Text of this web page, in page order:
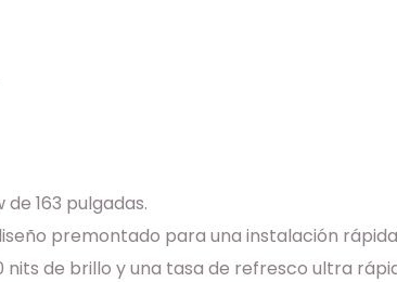
163 pulgadas.
premontado para una instalación
nits de brillo y una tasa de refresco ultra